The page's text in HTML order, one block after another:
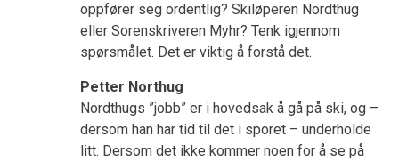
oppfører seg ordentlig? Skiløperen Nordthug
eller Sorenskriveren Myhr? Tenk igjennom
spørsmålet. Det er viktig å forstå det.
Petter Northug
Nordthugs ”jobb” er i hovedsak å gå på ski, og –
dersom han har tid til det i sporet – underholde
litt. Dersom det ikke kommer noen for å se på